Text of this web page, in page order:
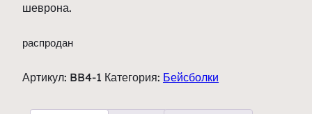
шеврона.
распродан
Артикул: BB4-1 Категория: Бейсболки